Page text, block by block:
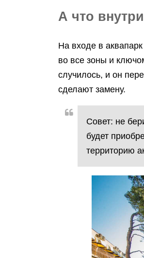
А что
На входе в
во все зоны и
случилось, и он
сделают замену.
Совет: не
будет
территорию